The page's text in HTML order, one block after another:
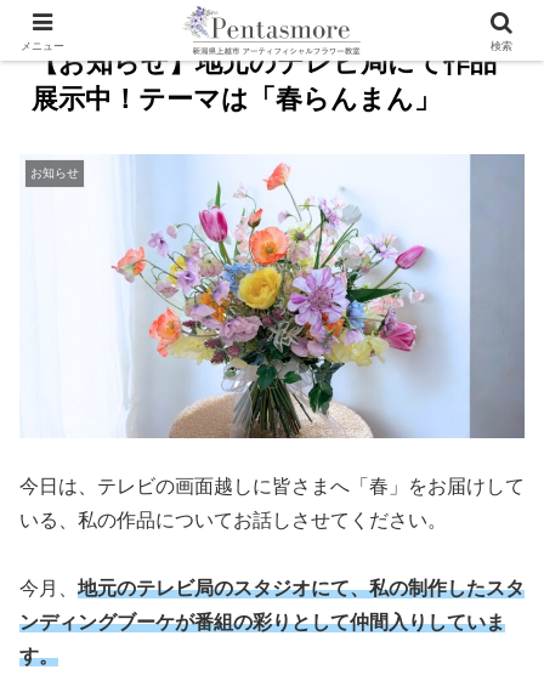
【お知らせ】地元のテレビ局にて作品
展示中！テーマは「春らんまん」
お知らせ
今日は、テレビの画面越しに皆さまへ「春」をお届けして
いる、私の作品についてお話しさせてください。
今月、 地元のテレビ局のスタジオにて、私の制作したスタ
ンディングブーケが番組の彩りとして仲間入りしていま
す。
メニュー 検索